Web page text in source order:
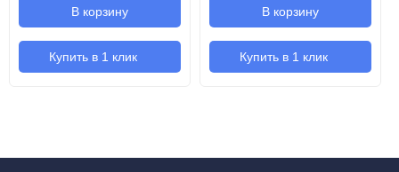
соединением G1/2"
В корзину
Купить в 1 клик
В корзину
Купить в 1 клик